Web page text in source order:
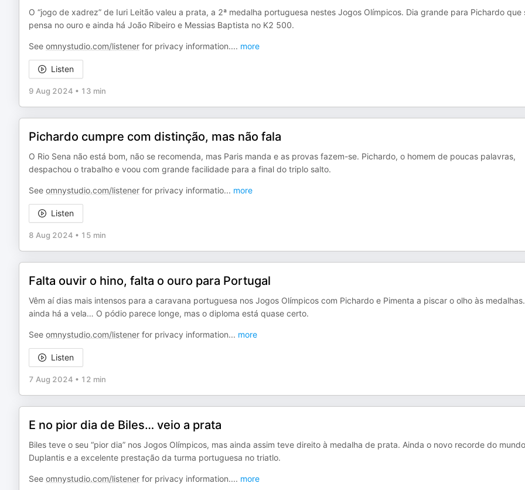
O “jogo de xadrez” de Iuri Leitão valeu a prata, a 2ª medalha portuguesa nestes Jogos Olímpicos. Dia grande para Pichardo que
pensa no ouro e ainda há João Ribeiro e Messias Baptista no K2 500.
See omnystudio.com/listener for privacy information.... more
Listen
9 Aug 2024 • 13 min
Pichardo cumpre com distinção, mas não fala
O Rio Sena não está bom, não se recomenda, mas Paris manda e as provas fazem-se. Pichardo, o homem de poucas palavras,
despachou o trabalho e voou com grande facilidade para a final do triplo salto.
See omnystudio.com/listener for privacy informatio... more
Listen
8 Aug 2024 • 15 min
Falta ouvir o hino, falta o ouro para Portugal
Vêm aí dias mais intensos para a caravana portuguesa nos Jogos Olímpicos com Pichardo e Pimenta a piscar o olho às
ainda há a vela… O pódio parece longe, mas o diploma está quase certo.
See omnystudio.com/listener for privacy information... more
Listen
7 Aug 2024 • 12 min
E no pior dia de Biles… veio a prata
Biles teve o seu “pior dia” nos Jogos Olímpicos, mas ainda assim teve direito à medalha de prata. Ainda o novo recorde do
Duplantis e a excelente prestação da turma portuguesa no triatlo.
See omnystudio.com/listener for privacy information.... more